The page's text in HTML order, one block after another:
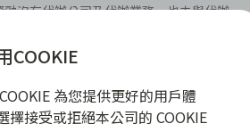
沒有代辦公司及代辦業務，也未與代辦
供實體銀行提款卡或實體信用卡，請提
實際費用率，仍以各合作商家提供之商
實際之年百分率仍視其個別產品及分期
公司 Chailease Consumer Finance
COOKIE
為您提供更好的用戶體
擇接受或拒絕本公司的 COOKIE